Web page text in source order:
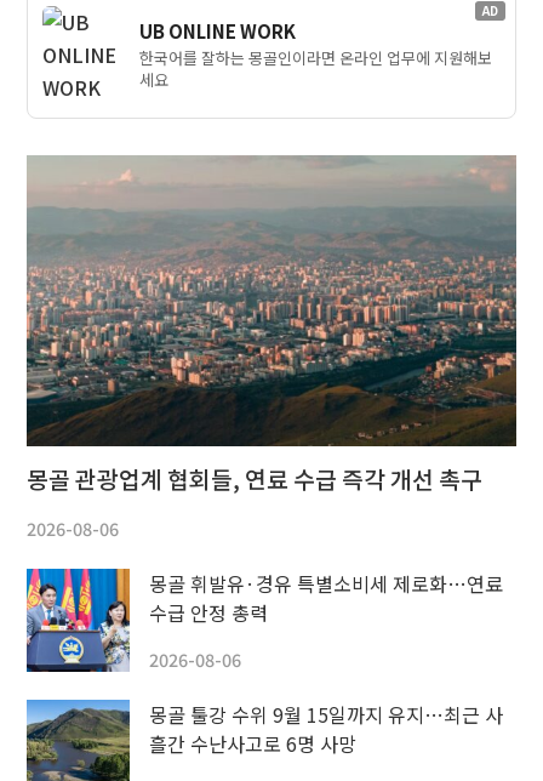
AD
UB ONLINE WORK
한국어를 잘하는 몽골인이라면 온라인 업무에 지원해보
세요
몽골 관광업계 협회들, 연료 수급 즉각 개선 촉구
2026-08-06
몽골 휘발유·경유 특별소비세 제로화…연료
수급 안정 총력
2026-08-06
몽골 툴강 수위 9월 15일까지 유지…최근 사
흘간 수난사고로 6명 사망